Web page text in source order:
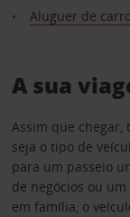
Aluguer de
A sua
Assim que
seja o tipo de
para um passeio
de negócios ou
em família, o